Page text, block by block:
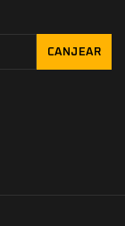
CANJEAR